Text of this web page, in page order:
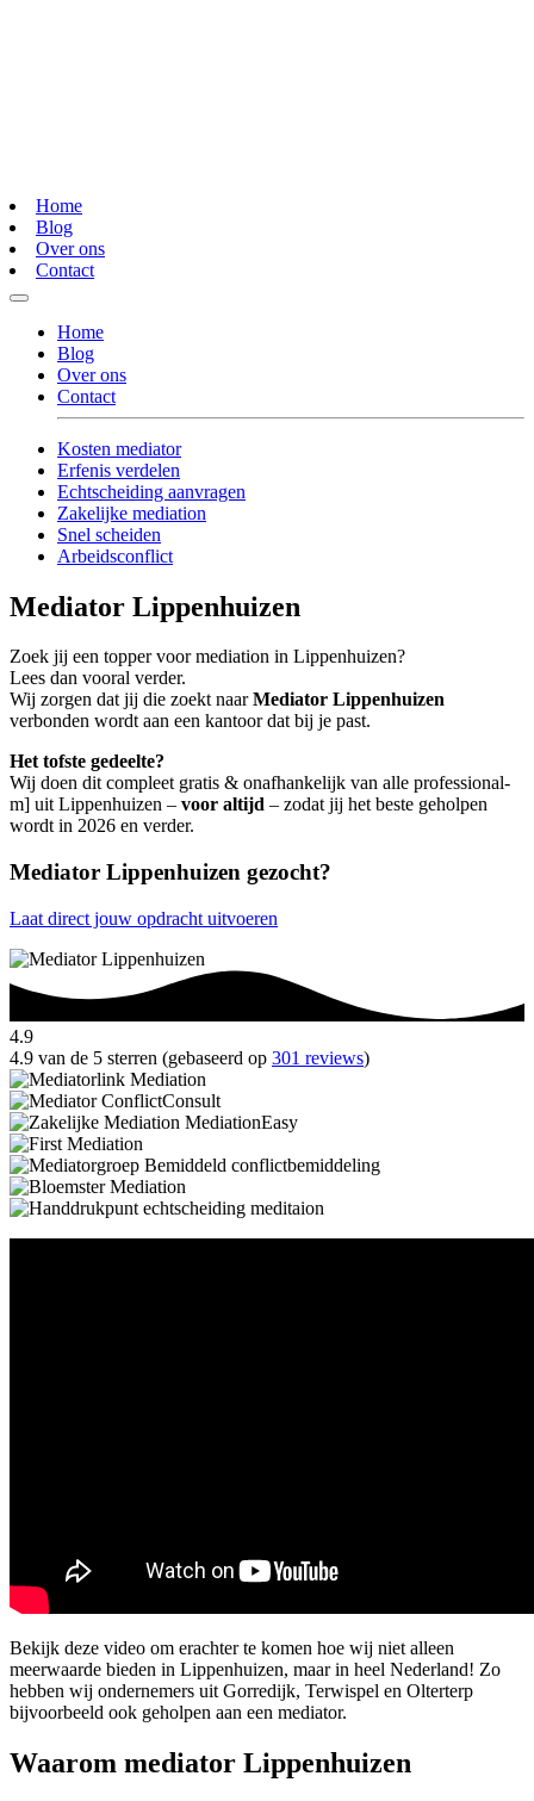
Home
Blog
Over ons
Contact
Home
Blog
Over ons
Contact
Kosten mediator
Erfenis verdelen
Echtscheiding aanvragen
Zakelijke mediation
Snel scheiden
Arbeidsconflict
Mediator Lippenhuizen
Zoek jij een topper voor mediation in Lippenhuizen?
Lees dan vooral verder.
Wij zorgen dat jij die zoekt naarMediator Lippenhuizen
verbonden wordt aan een kantoor dat bij je past.
Het tofste gedeelte?
Wij doen dit compleet gratis & onafhankelijk van alle professional-
m] uit Lippenhuizen – voor altijd – zodat jij het beste geholpen
wordt in 2026 en verder.
Mediator Lippenhuizen gezocht?
Laat direct jouw opdracht uitvoeren
4.9
4.9 van de 5 sterren (gebaseerd op 301 reviews)
Bekijk deze video om erachter te komen hoe wij niet alleen
meerwaarde bieden in Lippenhuizen, maar in heel Nederland! Zo
hebben wij ondernemers uit Gorredijk, Terwispel en Olterterp
bijvoorbeeld ook geholpen aan een mediator.
Waarom mediator Lippenhuizen